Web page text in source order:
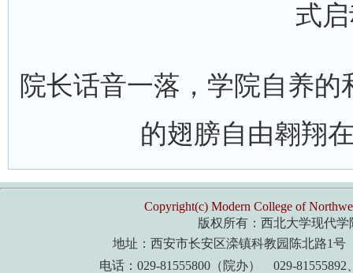
式
院长话音一落，学院自养
的翅膀自由翱翔
Copyright(c) Modern College of
版权所有：西北大学现代学
地址：西安市长安区滦镇科教园陈北路1
电话：029-81555800（院办） 029-81555892